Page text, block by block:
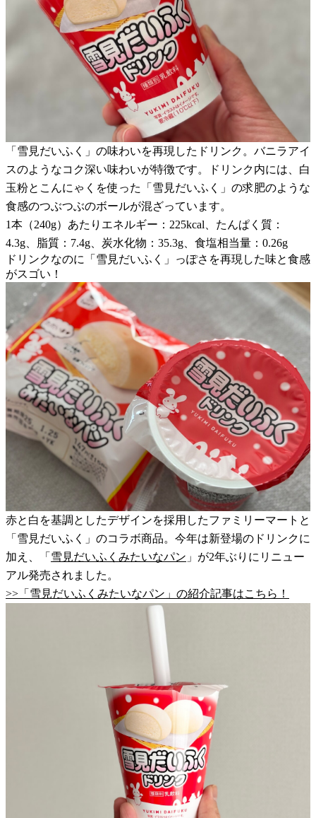
「雪見だいふく」の味わいを再現したドリンク。バニラアイ
スのようなコク深い味わいが特徴です。ドリンク内には、白
玉粉とこんにゃくを使った「雪見だいふく」の求肥のような
食感のつぶつぶのボールが混ざっています。
1本（240g）あたりエネルギー：225kcal、たんぱく質：
4.3g、脂質：7.4g、炭水化物：35.3g、食塩相当量：0.26g
ドリンクなのに「雪見だいふく」っぽさを再現した味と食感
がスゴい！
赤と白を基調としたデザインを採用したファミリーマートと
「雪見だいふく」のコラボ商品。今年は新登場のドリンクに
加え、「 雪見だいふくみたいなパン 」が2年ぶりにリニュー
アル発売されました。
>>「雪見だいふくみたいなパン」の紹介記事はこちら！